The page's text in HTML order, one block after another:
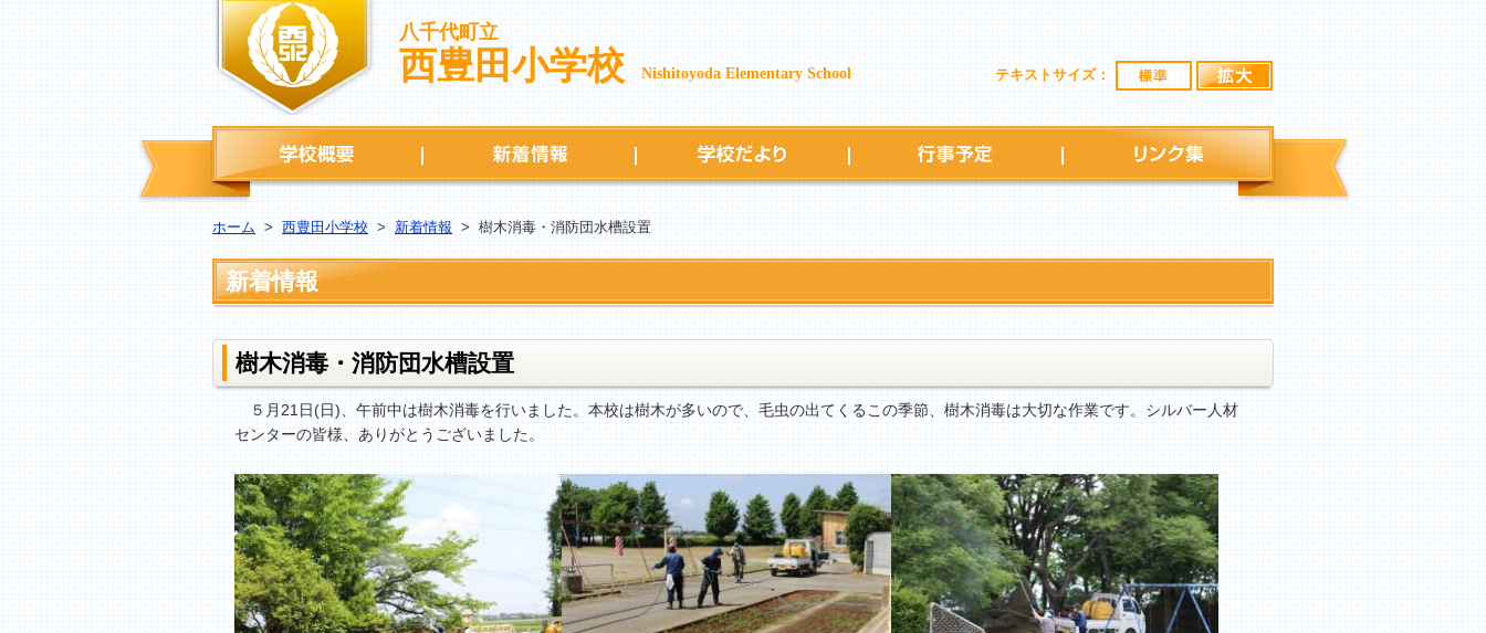
八千代町立
西豊田小学校 Nishitoyoda Elementary School テキストサイズ： 標準
学校概要 新着情報 学校だより 行事予定 リンク集
ホーム > 西豊田小学校 > 新着情報 > 樹木消毒・消防団水槽設置
新着情報
樹木消毒・消防団水槽設置
５月21日(日)、午前中は樹木消毒を行いました。本校は樹木が多いので、毛虫の出てくるこの季節、樹木消毒は大切な作業です。シルバー人材
センターの皆様、ありがとうございました。